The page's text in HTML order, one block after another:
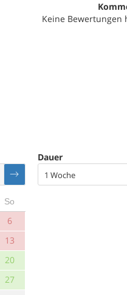
Keine Bewertungen
So
6
13
20
27
Dauer
1 Woche